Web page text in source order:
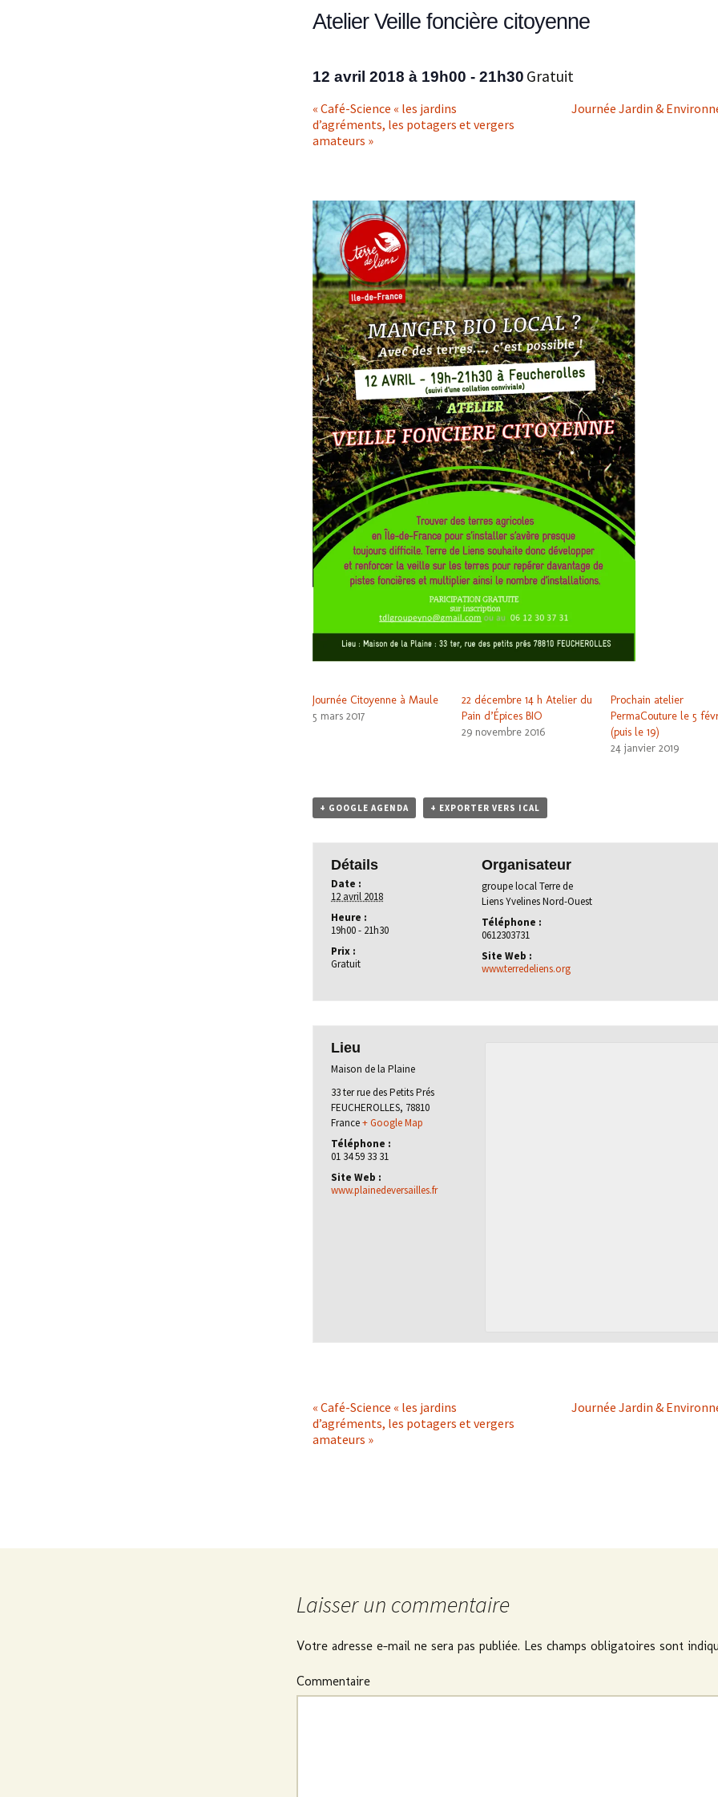
La PermaCouture
Atelier Veille foncière citoyenne
12 avril 2018 à 19h00 - 21h30 Gratuit
« Café-Science « les jardins
d’agréments, les potagers et vergers
amateurs »
Journée Jardin &
Journée Citoyenne à Maule
5 mars 2017
22 décembre 14 h Atelier du
Pain d’Épices BIO
29 novembre 2016
Prochain atelier
PermaCouture le 5
(puis le 19)
24 janvier 2019
+ GOOGLE AGENDA + EXPORTER VERS ICAL
Détails
Date :
12 avril 2018
Heure :
19h00 - 21h30
Prix :
Gratuit
Organisateur
groupe local Terre de
Liens Yvelines Nord-Ouest
Téléphone :
0612303731
Site Web :
www.terredeliens.org
Lieu
Maison de la Plaine
33 ter rue des Petits Prés
FEUCHEROLLES, 78810
France + Google Map
Téléphone :
01 34 59 33 31
Site Web :
www.plainedeversailles.fr
« Café-Science « les jardins
d’agréments, les potagers et vergers
amateurs »
Journée Jardin &
Laisser un commentaire
Votre adresse e-mail ne sera pas publiée. Les champs obligatoires sont
Commentaire